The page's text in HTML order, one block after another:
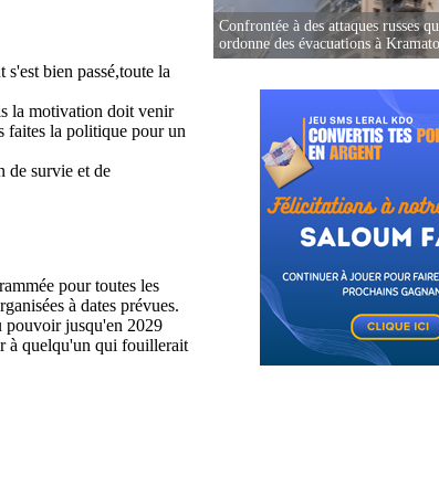
Confrontée à des attaques russes
ordonne des évacuations à